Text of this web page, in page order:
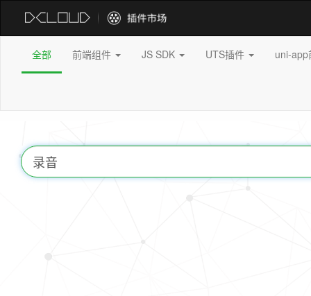
全部 前端组件 JS SDK UTS插件 uni-